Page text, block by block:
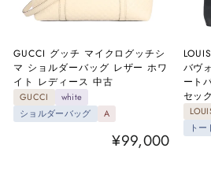
GUCCI グッチ マイクログッチシ
マ ショルダーバッグ レザー ホワ
イト レディース 中古
GUCCI
white
ショルダーバッグ
A
¥99,000
バヴ
ート
セッ
ト